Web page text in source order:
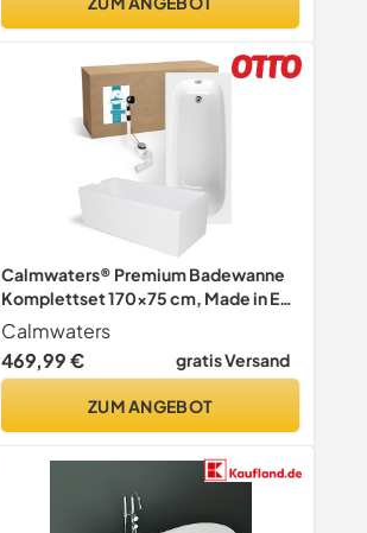
Calmwaters® Premium Badewanne
Komplettset 170x75 cm, Made in EU,
3in1 Acryl-Badewanne mit
Wannenträger & Ablaufgarnitur,
Körperformbadewanne,
Calmwaters
469,99 €
gratis Versand
ZUM ANGEBOT